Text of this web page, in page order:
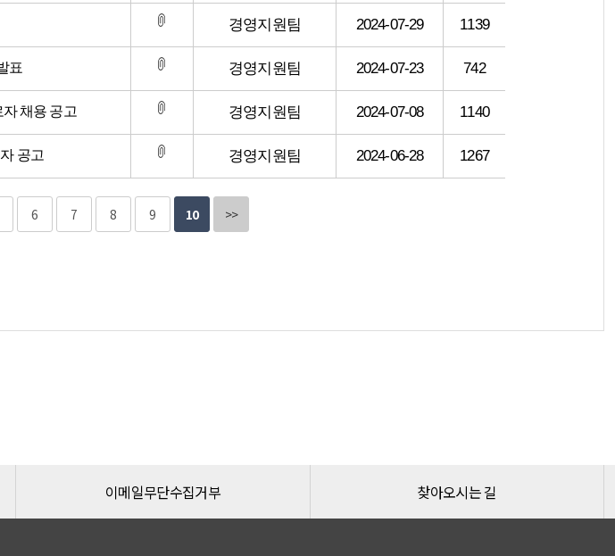
경영지원팀 2024-07-29 1139
표 경영지원팀 2024-07-23 742
채용 공고 경영지원팀 2024-07-08 1140
공고 경영지원팀 2024-06-28 1267
6 7 8 9 10 >>
이메일무단수집거부 찾아오시는 길